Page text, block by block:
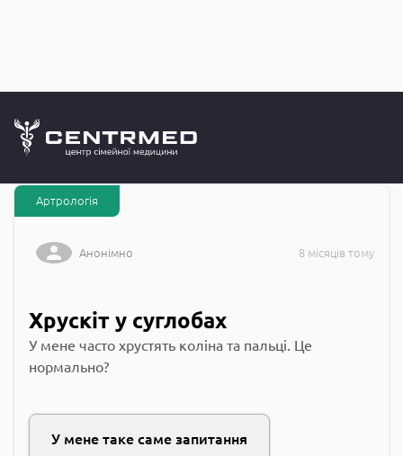
CENTRMED: Задай питання лікарю онлайн
Артрологія
Анонімно 8 місяців тому
Хрускіт у суглобах
У мене часто хрустять коліна та пальці. Це
нормально?
У мене таке саме запитання